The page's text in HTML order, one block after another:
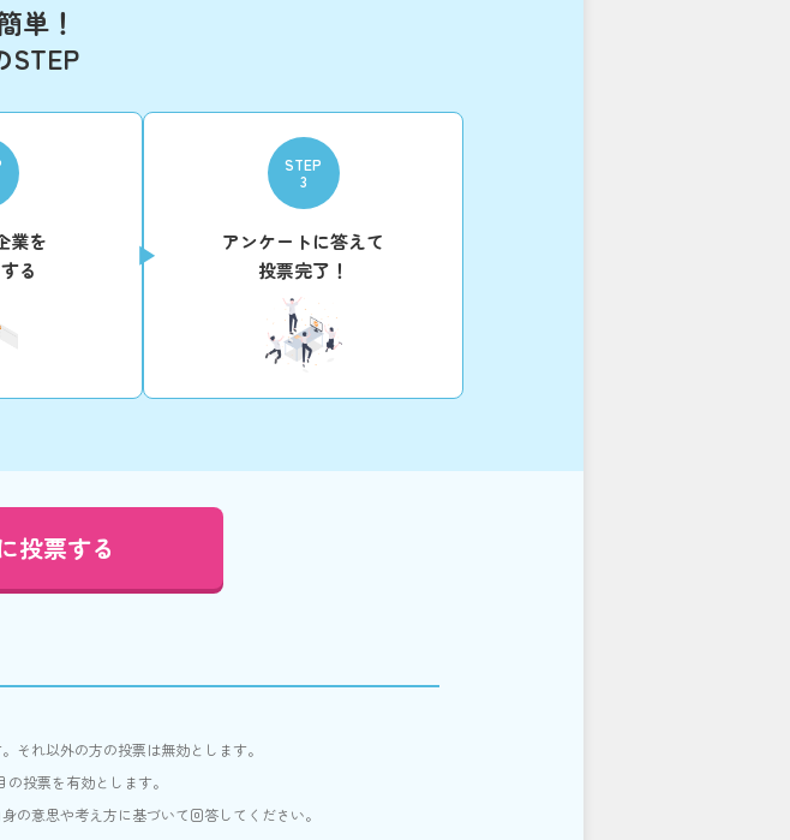
単！
STEP
業を
る
STEP
3
アンケートに答えて
投票完了！
投票する
それ以外の方の投票は無効とします。
投票を有効とします。
の意思や考え方に基づいて回答してください。